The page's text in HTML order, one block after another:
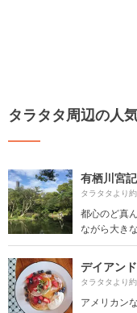
タラタタ周辺の人
有栖川宮
タラタタより約
都心のど真
ながら大き
デイアン
タラタタより約
アメリカン